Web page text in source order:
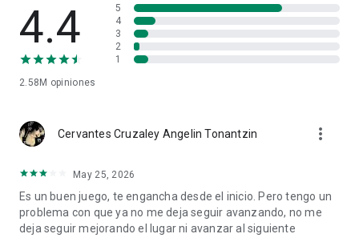
4.4
2.58M opiniones
5
4
3
2
1
Cervantes Cruzaley Angelin Tonantzin more_vert
May 25, 2026
Es un buen juego, te engancha desde el inicio. Pero tengo un
problema con que ya no me deja seguir avanzando, no me
deja seguir mejorando el lugar ni avanzar al siguiente